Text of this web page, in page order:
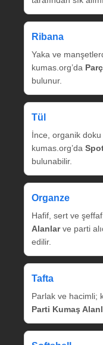
Ribana
Yaka ve
kumas.org’da
bulunur.
Tül
İnce, organik doku
kumas.org’da
bulunabilir.
Organze
Hafif, sert ve
Alanlarve parti
edilir.
Tafta
Parlak ve hacimli;
Parti Kumaş